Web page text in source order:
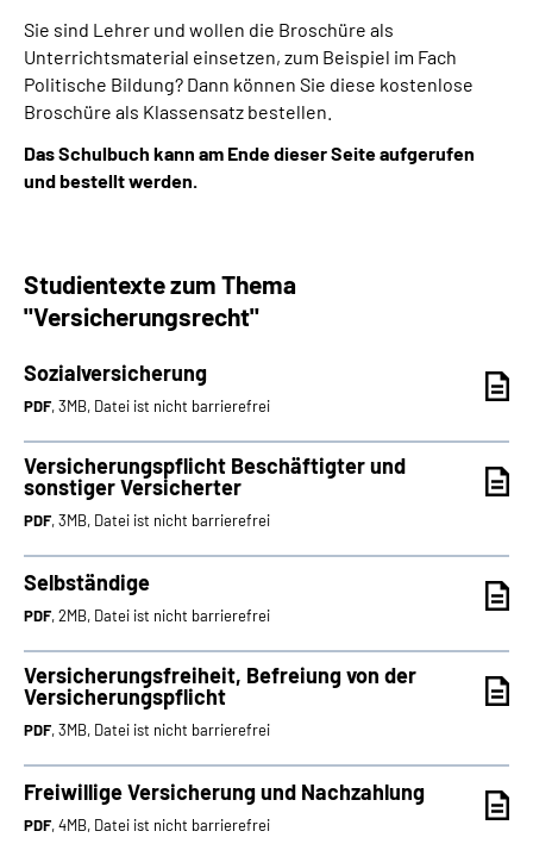
Sie sind Lehrer und wollen die Broschüre als
Unterrichtsmaterial einsetzen, zum Beispiel im Fach
Politische Bildung? Dann können Sie diese kostenlose
Broschüre als Klassensatz bestellen.
Das Schulbuch kann am Ende dieser Seite aufgerufen
und bestellt werden.
Studientexte zum Thema
"Versicherungsrecht"
Sozialversicherung
PDF, 3MB, Datei ist nicht barrierefrei
Versicherungspflicht Beschäftigter und
sonstiger Versicherter
PDF, 3MB, Datei ist nicht barrierefrei
Selbständige
PDF, 2MB, Datei ist nicht barrierefrei
Versicherungsfreiheit, Befreiung von der
Versicherungspflicht
PDF, 3MB, Datei ist nicht barrierefrei
Freiwillige Versicherung und Nachzahlung
PDF, 4MB, Datei ist nicht barrierefrei